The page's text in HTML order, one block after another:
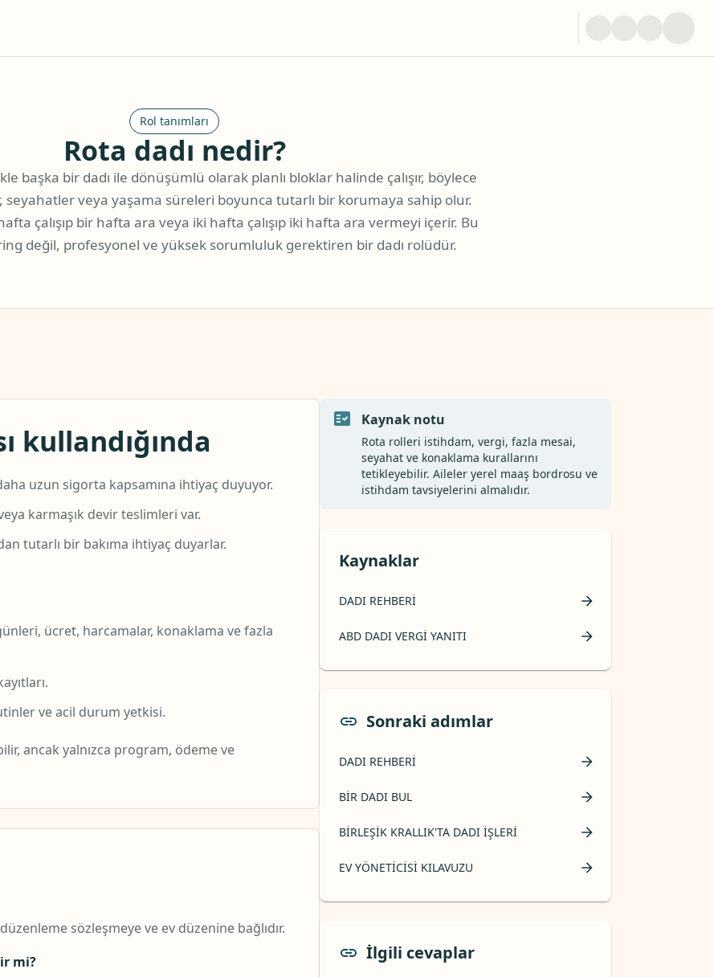
Rol tanımları
Rota dadı nedir?
başka bir dadı ile dönüşümlü olarak planlı bloklar halinde çalışır, böylece
seyahatler veya yaşama süreleri boyunca tutarlı bir korumaya sahip olur.
çalışıp bir hafta ara veya iki hafta çalışıp iki hafta ara vermeyi içerir. Bu
değil, profesyonel ve yüksek sorumluluk gerektiren bir dadı rolüdür.
kullandığında
uzun sigorta kapsamına ihtiyaç duyuyor.
karmaşık devir teslimleri var.
tutarlı bir bakıma ihtiyaç duyarlar.
ücret, harcamalar, konaklama ve fazla
ve acil durum yetkisi.
ancak yalnızca program, ödeme ve
sözleşmeye ve ev düzenine bağlıdır.
mi?
Kaynak notu
Rota rolleri istihdam, vergi, fazla mesai,
seyahat ve konaklama kurallarını
tetikleyebilir. Aileler yerel maaş bordrosu ve
istihdam tavsiyelerini almalıdır.
Kaynaklar
DADI REHBERI
ABD DADI VERGI YANITI
Sonraki adımlar
DADI REHBERI
BIR DADI BUL
BIRLEŞIK KRALLIK'TA DADI IŞLERI
EV YÖNETICISI KILAVUZU
İlgili cevaplar